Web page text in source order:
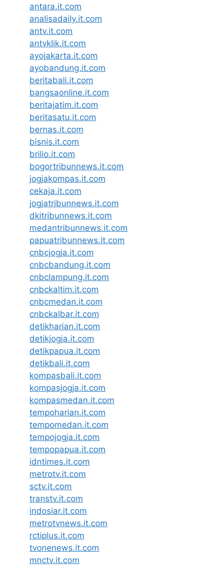
antara.it.com
analisadaily.it.com
antv.it.com
antvklik.it.com
ayojakarta.it.com
ayobandung.it.com
beritabali.it.com
bangsaonline.it.com
beritajatim.it.com
beritasatu.it.com
bernas.it.com
bisnis.it.com
brilio.it.com
bogortribunnews.it.com
jogjakompas.it.com
cekaja.it.com
jogjatribunnews.it.com
dkitribunnews.it.com
medantribunnews.it.com
papuatribunnews.it.com
cnbcjogja.it.com
cnbcbandung.it.com
cnbclampung.it.com
cnbckaltim.it.com
cnbcmedan.it.com
cnbckalbar.it.com
detikharian.it.com
detikjogja.it.com
detikpapua.it.com
detikbali.it.com
kompasbali.it.com
kompasjogja.it.com
kompasmedan.it.com
tempoharian.it.com
tempomedan.it.com
tempojogja.it.com
tempopapua.it.com
idntimes.it.com
metrotv.it.com
sctv.it.com
transtv.it.com
indosiar.it.com
metrotvnews.it.com
rctiplus.it.com
tvonenews.it.com
mnctv.it.com